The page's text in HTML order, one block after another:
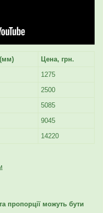
Цена, грн.
1275
2500
5085
9045
14220
пропорції можуть бути